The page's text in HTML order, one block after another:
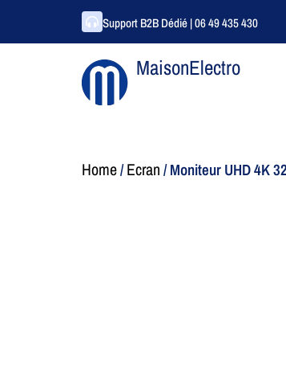
Support B2B Dédié | 06 49 435 430
MaisonElectro
Home/Ecran/ Moniteur UHD 4K